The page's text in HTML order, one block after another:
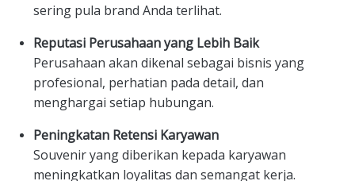
sering pula brand Anda terlihat.
Reputasi Perusahaan yang Lebih Baik
Perusahaan akan dikenal sebagai bisnis yang
profesional, perhatian pada detail, dan
menghargai setiap hubungan.
Peningkatan Retensi Karyawan
Souvenir yang diberikan kepada karyawan
meningkatkan loyalitas dan semangat kerja.